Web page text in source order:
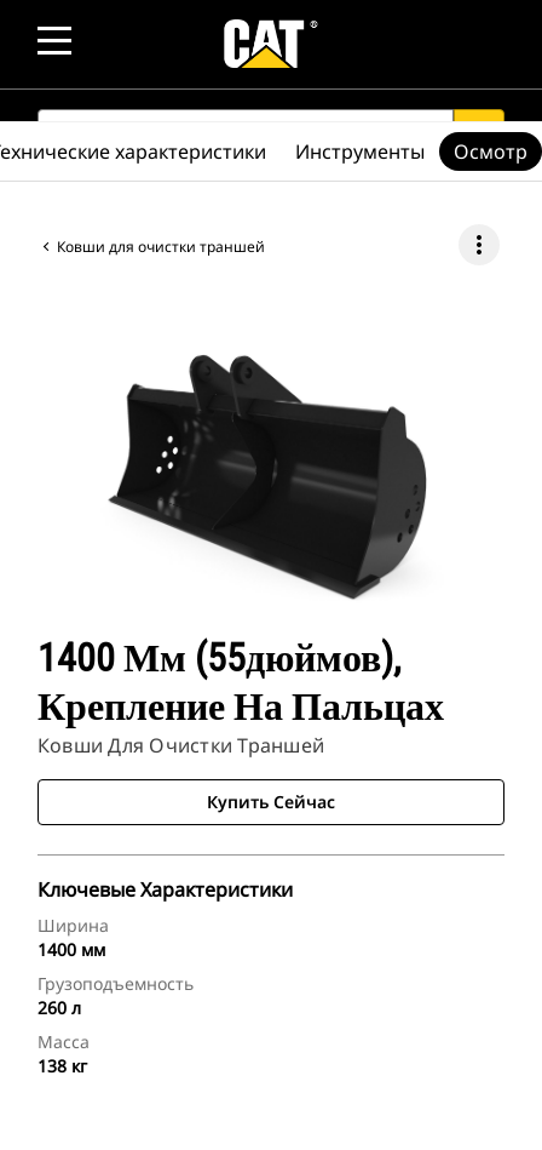
SEARCH search
Ковши для очистки траншей more_vert
1400 Мм (55дюймов),
Крепление На Пальцах
Ковши Для Очистки Траншей
Купить Сейчас
Ключевые Характеристики
Ширина
1400 мм
Грузоподъемность
260 л
Масса
138 кг
характеристики Инструменты Осмотр